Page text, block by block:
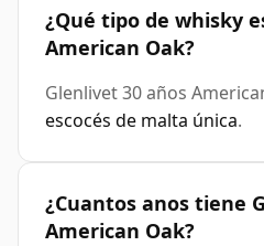
¿Qué tipo de whisky
American Oak?
Glenlivet 30 años
escocés de malta única.
¿Cuantos anos tiene
American Oak?